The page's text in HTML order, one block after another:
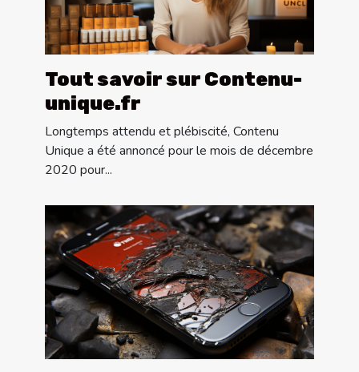
Tout savoir sur Contenu-
unique.fr
Longtemps attendu et plébiscité, Contenu
Unique a été annoncé pour le mois de décembre
2020 pour...